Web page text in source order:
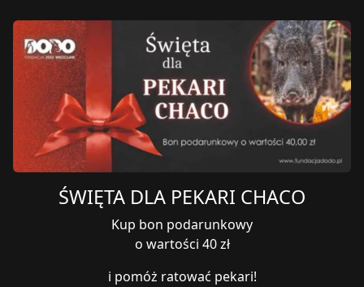
ŚWIĘTA DLA PEKARI CHACO
Kup bon podarunkowy
o wartości 40 zł
i pomóż ratować pekari!